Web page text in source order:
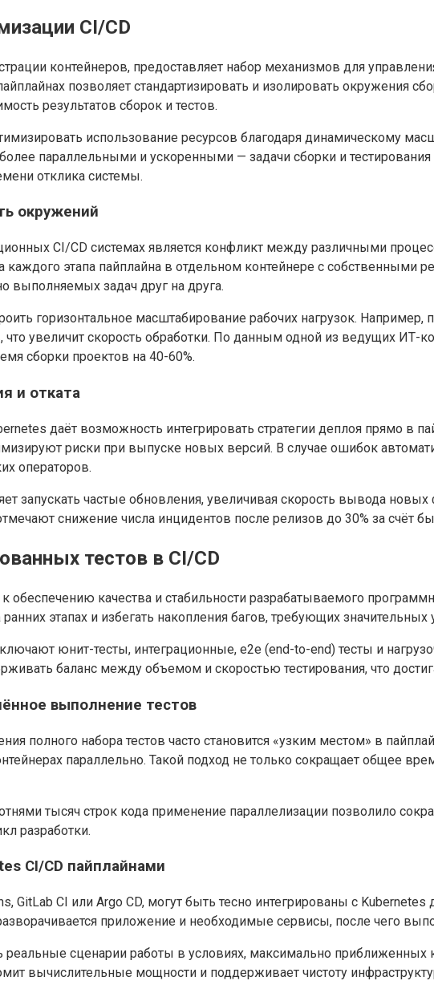
CI/CD
контейнеров, предоставляет набор механизмов для
позволяет стандартизировать и изолировать окружения
результатов сборок и тестов.
использование ресурсов благодаря динамическому
параллельными и ускоренными — задачи сборки и
отклика системы.
окружений
CI/CD системах является конфликт между различными
каждого этапа пайплайна в отдельном контейнере с собственными
выполняемых задач друг на друга.
горизонтальное масштабирование рабочих нагрузок.
что увеличит скорость обработки. По данным одной из ведущих
сборки проектов на 40-60%.
и отката
даёт возможность интегрировать стратегии деплоя прямо в
риски при выпуске новых версий. В случае ошибок
операторов.
запускать частые обновления, увеличивая скорость вывода
снижение числа инцидентов после релизов до 30% за счёт
тестов в CI/CD
качества и стабильности разрабатываемого
этапах и избегать накопления багов, требующих значительных
юнит-тесты, интеграционные, e2e (end-to-end) тесты и
баланс между объемом и скоростью тестирования, что
выполнение тестов
полного набора тестов часто становится «узким местом» в
параллельно. Такой подход не только сокращает общее
тысяч строк кода применение параллелизации позволило
разработки.
CI/CD пайплайнами
GitLab CI или Argo CD, могут быть тесно интегрированы с
приложение и необходимые сервисы, после чего
реальные сценарии работы в условиях, максимально
вычислительные мощности и поддерживает чистоту